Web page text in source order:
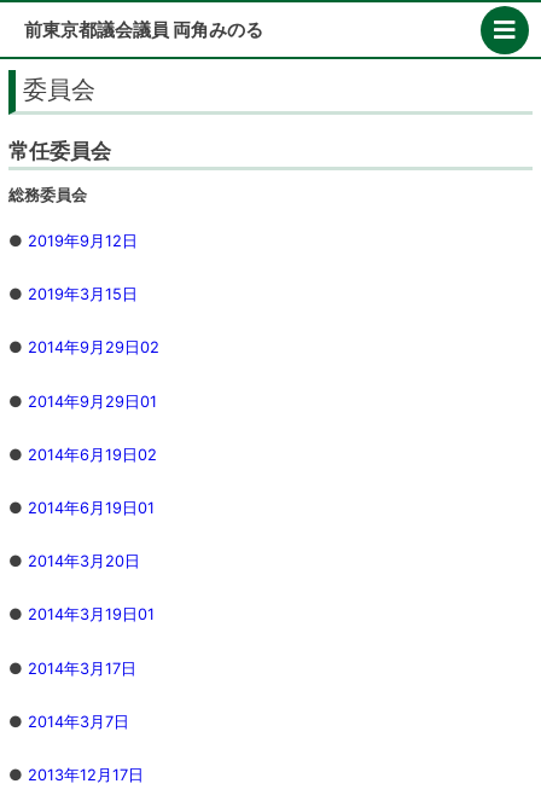
content
前東京都議会議員 両角みのる
委員会
常任委員会
総務委員会
● 2019年9月12日
● 2019年3月15日
● 2014年9月29日02
● 2014年9月29日01
● 2014年6月19日02
● 2014年6月19日01
● 2014年3月20日
● 2014年3月19日01
● 2014年3月17日
● 2014年3月7日
● 2013年12月17日